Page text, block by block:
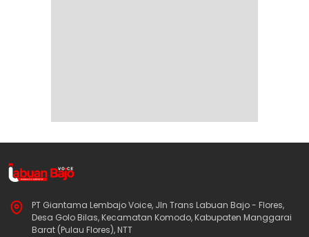
PT Giantama Lembajo Voice, Jln Trans Labuan Bajo - Flores,
Desa Golo Bilas, Kecamatan Komodo, Kabupaten Manggarai
Barat (Pulau Flores), NTT